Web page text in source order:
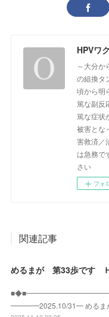
HPVワ
～大分か
の組換タ
頃から明
篤な副反
篤な症状
被害とな
害救済／
は急務で
さい
フォ
関連記事
━━━━2025.10/31━ めるま